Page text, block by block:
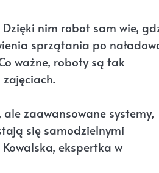
Dzięki nim robot sam wie,
sprzątania po
ważne, roboty są tak
zaawansowane systemy,
się samodzielnymi
ekspertka w